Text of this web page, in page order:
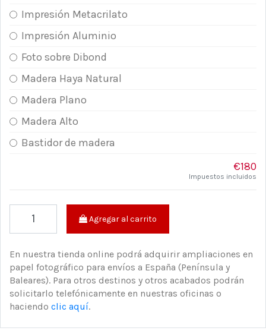
Impresión Metacrilato
Impresión Aluminio
Foto sobre Dibond
Madera Haya Natural
Madera Plano
Madera Alto
Bastidor de madera
€180
Impuestos incluidos
Agregar al carrito
En nuestra tienda online podrá adquirir ampliaciones en
papel fotográfico para envíos a España (Península y
Baleares). Para otros destinos y otros acabados podrán
solicitarlo telefónicamente en nuestras oficinas o
haciendo clic aquí.